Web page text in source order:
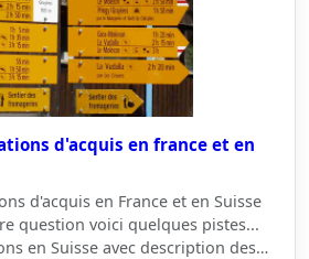
d'acquis en france et en
d'acquis en France et en Suisse
question voici quelques pistes...
en Suisse avec description des…